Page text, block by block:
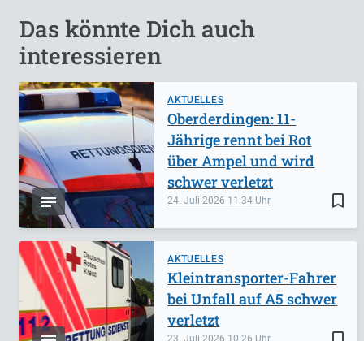
Das könnte Dich auch
interessieren
AKTUELLES
bookmark_border
24. Juli 2026 11:34
Oberderdingen: 11-
Jährige rennt bei Rot
über Ampel und wird
schwer verletzt
AKTUELLES
Kleintransporter-Fahrer
bei Unfall auf A5 schwer
verletzt